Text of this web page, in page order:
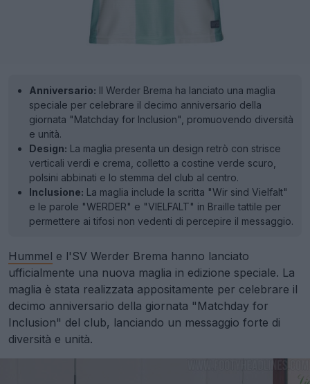
Anniversario: Il Werder Brema ha lanciato una maglia
speciale per celebrare il decimo anniversario della
giornata "Matchday for Inclusion", promuovendo diversità
e unità.
Design: La maglia presenta un design retrò con strisce
verticali verdi e crema, colletto a costine verde scuro,
polsini abbinati e lo stemma del club al centro.
Inclusione: La maglia include la scritta "Wir sind Vielfalt"
e le parole "WERDER" e "VIELFALT" in Braille tattile per
permettere ai tifosi non vedenti di percepire il messaggio.
Hummel e l'SV Werder Brema hanno lanciato
ufficialmente una nuova maglia in edizione speciale. La
maglia è stata realizzata appositamente per celebrare il
decimo anniversario della giornata "Matchday for
Inclusion" del club, lanciando un messaggio forte di
diversità e unità.